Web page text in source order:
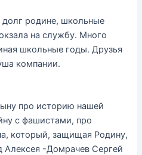
долг родине, школьные
на службу. Много
школьные годы. Друзья
компании.
про историю нашей
с фашистами, про
который, защищая Родину,
Алексея -Домрачев Сергей